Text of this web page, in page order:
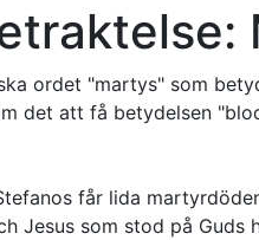
ordet "martys" som
det att få betydelsen
får lida
Jesus som stod på